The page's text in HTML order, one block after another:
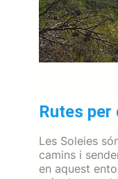
Rutes
Les Soleies
camins i
en aquest